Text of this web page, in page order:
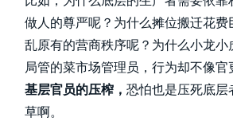
做人的尊严呢？为什么摊位搬迁花费
乱原有的营商秩序呢？为什么小龙小
局管的菜市场管理员，行为却不像官
基层官员的压榨， 恐怕也是压死底层
草啊。